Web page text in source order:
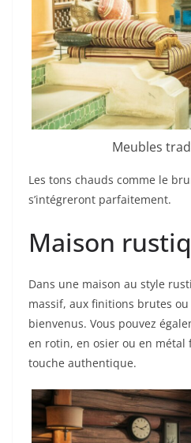
Meubles
Les tons chauds comme le
s’intégreront parfaitement.
Maison
Dans une maison au style
massif, aux finitions brutes
bienvenus. Vous pouvez
en rotin, en osier ou en
touche authentique.